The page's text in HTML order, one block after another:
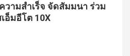
ามสำเร็จ จัดสัมมนา ร่วม
อ็มอีโต 10X